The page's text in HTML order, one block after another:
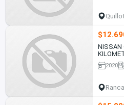
NISSAN
2020